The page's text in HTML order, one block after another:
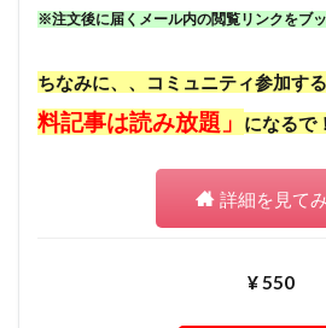
※注文後に届くメール内の閲覧リンクをブ
ちなみに、、コミュニティ参加す
料記事は読み放題」
になるで！
詳細を見て
¥ 550